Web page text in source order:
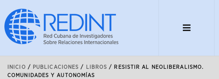
INICIO / PUBLICACIONES / LIBROS /
RESISTIR AL NEOLIBERALISMO.
COMUNIDADES Y AUTONOMÍAS